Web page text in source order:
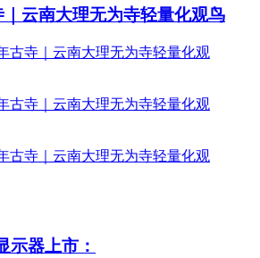
云南大理无为寺轻量化观鸟
示器上市：